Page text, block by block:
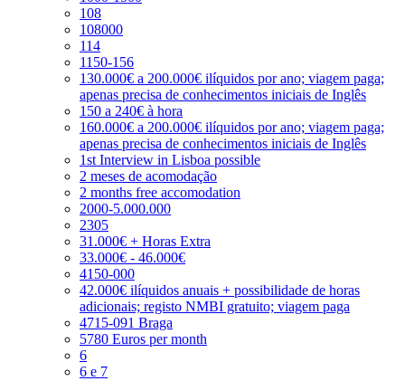
108
108000
114
1150-156
130.000€ a 200.000€ ilíquidos por ano; viagem paga;
apenas precisa de conhecimentos iniciais de Inglês
150 a 240€ à hora
160.000€ a 200.000€ ilíquidos por ano; viagem paga;
apenas precisa de conhecimentos iniciais de Inglês
1st Interview in Lisboa possible
2 meses de acomodação
2 months free accomodation
2000-5.000.000
2305
31.000€ + Horas Extra
33.000€ - 46.000€
4150-000
42.000€ ilíquidos anuais + possibilidade de horas
adicionais; registo NMBI gratuito; viagem paga
4715-091 Braga
5780 Euros per month
6
6 e 7